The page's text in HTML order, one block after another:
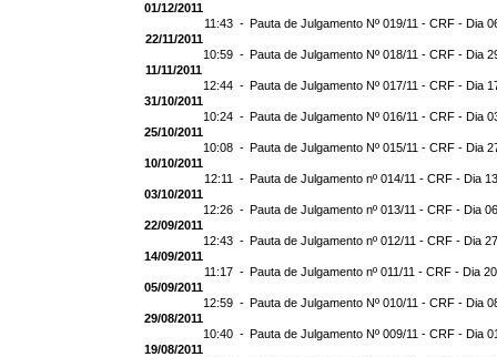
01/12/2011
11:43 - Pauta de Julgamento Nº 019/11 - CRF - Dia
22/11/2011
10:59 - Pauta de Julgamento Nº 018/11 - CRF - Dia
11/11/2011
12:44 - Pauta de Julgamento Nº 017/11 - CRF - Dia
31/10/2011
10:24 - Pauta de Julgamento Nº 016/11 - CRF - Dia
25/10/2011
10:08 - Pauta de Julgamento Nº 015/11 - CRF - Dia
10/10/2011
12:11 - Pauta de Julgamento nº 014/11 - CRF - Dia
03/10/2011
12:26 - Pauta de Julgamento nº 013/11 - CRF - Dia
22/09/2011
12:43 - Pauta de Julgamento nº 012/11 - CRF - Dia
14/09/2011
11:17 - Pauta de Julgamento nº 011/11 - CRF - Dia
05/09/2011
12:59 - Pauta de Julgamento Nº 010/11 - CRF - Dia
29/08/2011
10:40 - Pauta de Julgamento Nº 009/11 - CRF - Dia
19/08/2011